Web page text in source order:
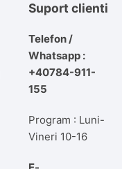
Suport clienti
Telefon /
Whatsapp :
+40784-911-
155
Program : Luni-
Vineri 10-16